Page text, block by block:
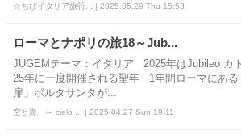
☆ちびイタリア旅行... | 2025.05.29 Thu 15:53
ローマとナポリの旅18～Jub...
JUGEMテーマ：イタリア 2025年はJubileo カ
25年に一度開催される聖年 1年間ローマにある
扉」ポルタサンタが...
空と海 ～ cielo ... | 2025.04.27 Sun 19:11